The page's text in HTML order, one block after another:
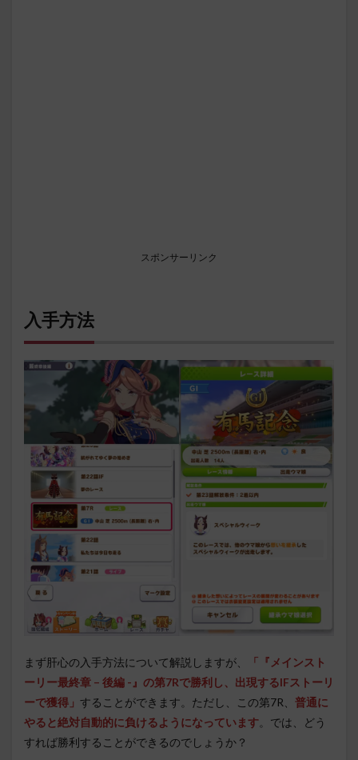
スポンサーリンク
入手方法
まず肝心の入手方法について解説しますが、
「『メインスト
ーリー最終章 – 後編 -』の第7Rで勝利し、出現するIFストーリ
ーで獲得」 することができます。ただし、この第7R、 普通に
やると絶対自動的に負けるようになっています。では、どう
すれば勝利することができるのでしょうか？